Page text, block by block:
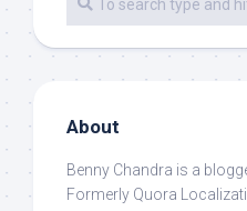
About
Benny Chandra is a
Formerly Quora